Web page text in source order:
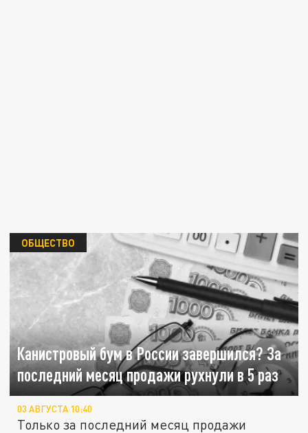
Канистровый бум в России завершился? За
последний месяц продажи рухнули в 5 раз
ОБЩЕСТВО
03 АВГУСТА 10:40
Только за последний месяц продажи